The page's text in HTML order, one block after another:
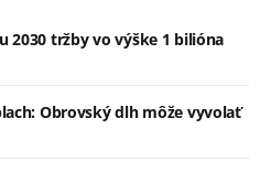
2030 tržby vo výške 1 bilióna
Obrovský dlh môže vyvolať